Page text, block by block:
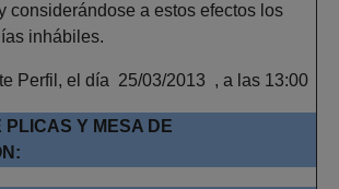
considerándose a estos efectos los
inhábiles.
Perfil, el día 25/03/2013 , a las 13:00
Y MESA DE